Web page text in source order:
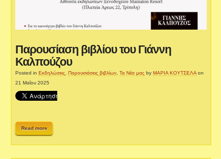
Παρουσίαση βιβλίου του Γιάννη
Καλπούζου
Posted inΕκδηλώσεις ,Παρουσιάσεις βιβλίων ,Τα Νέα μας byΜΑΡΙΑ ΚΟΥΤΣΕΛΑ on
21 Μαΐου 2025
Read more